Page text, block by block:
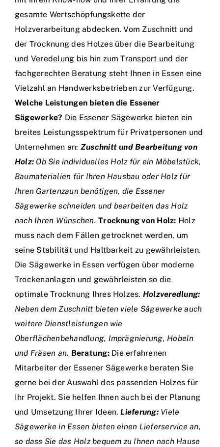
gesamte Wertschöpfungskette der
Holzverarbeitung abdecken. Vom Zuschnitt und
der Trocknung des Holzes über die Bearbeitung
und Veredelung bis hin zum Transport und der
fachgerechten Beratung steht Ihnen in Essen eine
Vielzahl an Handwerksbetrieben zur Verfügung.
Welche Leistungen bieten die Essener
Sägewerke? Die Essener Sägewerke bieten ein
breites Leistungsspektrum für Privatpersonen und
Unternehmen an: Zuschnitt und Bearbeitung von
Holz: Ob Sie individuelles Holz für ein Möbelstück,
Baumaterialien für Ihren Hausbau oder Holz für
Ihren Gartenzaun benötigen, die Essener
Sägewerke schneiden und bearbeiten das Holz
nach Ihren Wünschen.Trocknung von Holz: Holz
muss nach dem Fällen getrocknet werden, um
seine Stabilität und Haltbarkeit zu gewährleisten.
Die Sägewerke in Essen verfügen über moderne
Trockenanlagen und gewährleisten so die
optimale Trocknung Ihres Holzes. Holzveredlung:
Neben dem Zuschnitt bieten viele Sägewerke auch
weitere Dienstleistungen wie
Oberflächenbehandlung, Imprägnierung, Hobeln
und Fräsen an. Beratung:Die erfahrenen
Mitarbeiter der Essener Sägewerke beraten Sie
gerne bei der Auswahl des passenden Holzes für
Ihr Projekt. Sie helfen Ihnen auch bei der Planung
und Umsetzung Ihrer Ideen.Lieferung:Viele
Sägewerke in Essen bieten einen Lieferservice an,
so dass Sie das Holz bequem zu Ihnen nach Hause